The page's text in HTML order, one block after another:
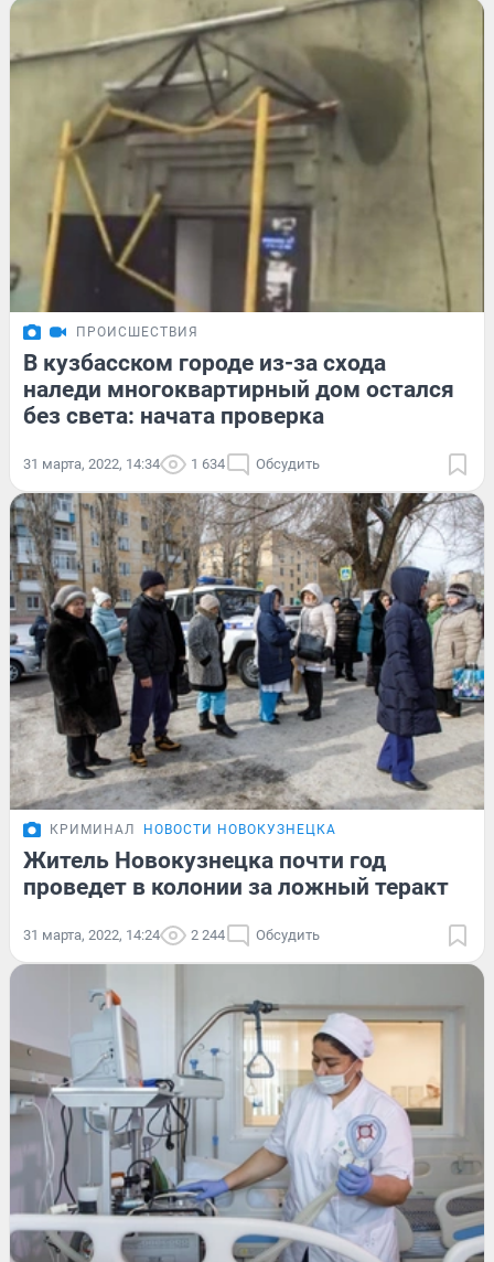
ПРОИСШЕСТВИЯ
В кузбасском городе из-за схода
наледи многоквартирный дом остался
без света: начата проверка
31 марта, 2022, 14:34 1 634 Обсудить
КРИМИНАЛ НОВОСТИ НОВОКУЗНЕЦКА
Житель Новокузнецка почти год
проведет в колонии за ложный теракт
31 марта, 2022, 14:24 2 244 Обсудить